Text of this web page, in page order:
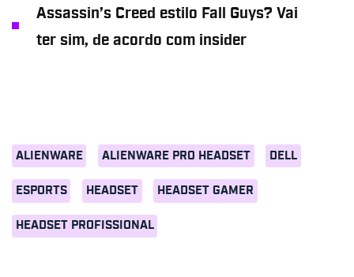
ALIENWARE ALIENWARE PRO HEADSET DELL
ESPORTS HEADSET HEADSET GAMER
HEADSET PROFISSIONAL
Assassin’s Creed estilo Fall Guys? Vai
ter sim, de acordo com insider